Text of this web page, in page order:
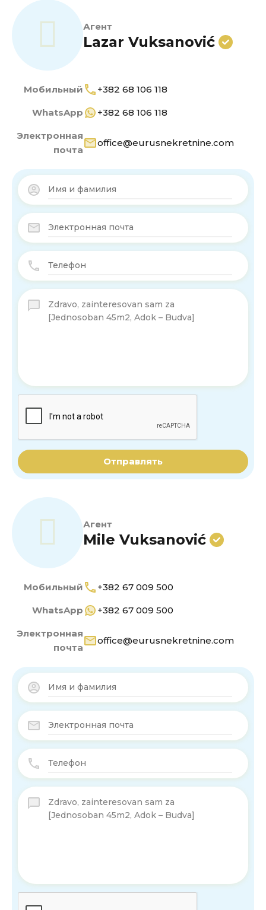
Агент
Lazar Vuksanović
Мобильный +382 68 106 118
WhatsApp +382 68 106 118
Электронная
почта
office@eurusnekretnine.com
Отправлять
Агент
Mile Vuksanović
Мобильный +382 67 009 500
WhatsApp +382 67 009 500
Электронная
почта
office@eurusnekretnine.com